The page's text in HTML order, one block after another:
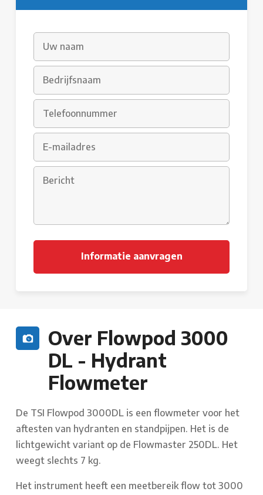
Over Flowpod 3000
DL - Hydrant
Flowmeter
De TSI Flowpod 3000DL is een flowmeter voor het
aftesten van hydranten en standpijpen. Het is de
lichtgewicht variant op de Flowmaster 250DL. Het
weegt slechts 7 kg.
Het instrument heeft een meetbereik flow tot 3000